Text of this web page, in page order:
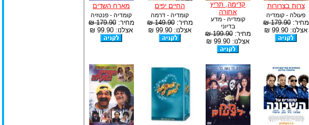
צרות בצרורות
פעולה - קומדיה
מחיר:179.90 ₪
אצלנו: 99.90 ₪
קדימה, תריץ
אחורה
קומדיה - מדע
בדיוני
מחיר:199.90 ₪
אצלנו: 99.90 ₪
החיים יפים
קומדיה - דרמה
מחיר:149.90 ₪
אצלנו: 99.90 ₪
מארח השדים
קומדיה - פנטזיה
מחיר:179.90 ₪
אצלנו: 99.90 ₪